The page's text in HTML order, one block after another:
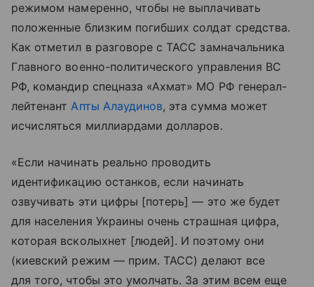
режимом намеренно, чтобы не выплачивать
положенные близким погибших солдат средства.
Как отметил в разговоре с ТАСС замначальника
Главного военно-политического управления ВС
РФ, командир спецназа «Ахмат» МО РФ генерал-
лейтенантАпты Алаудинов, эта сумма может
исчисляться миллиардами долларов.
«Если начинать реально проводить
идентификацию останков, если начинать
озвучивать эти цифры [потерь] — это же будет
для населения Украины очень страшная цифра,
которая всколыхнет [людей]. И поэтому они
(киевский режим — прим. ТАСС) делают все
для того, чтобы это умолчать. За этим всем еще